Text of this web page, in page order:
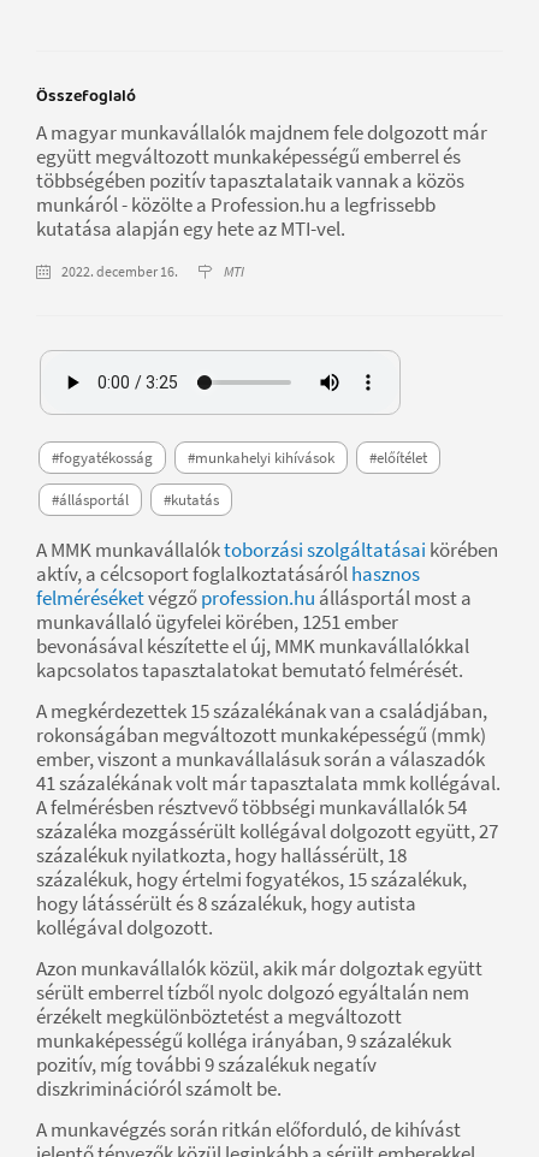
Összefoglaló
A magyar munkavállalók majdnem fele dolgozott már
együtt megváltozott munkaképességű emberrel és
többségében pozitív tapasztalataik vannak a közös
munkáról - közölte a Profession.hu a legfrissebb
kutatása alapján egy hete az MTI-vel.
2022. december 16. MTI
#fogyatékosság #munkahelyi kihívások #előítélet
#állásportál #kutatás
A MMK munkavállalóktoborzási szolgáltatásai körében
aktív, a célcsoport foglalkoztatásárólhasznos
felméréséketvégzőprofession.hu állásportál most a
munkavállaló ügyfelei körében, 1251 ember
bevonásával készítette el új, MMK munkavállalókkal
kapcsolatos tapasztalatokat bemutató felmérését.
A megkérdezettek 15 százalékának van a családjában,
rokonságában megváltozott munkaképességű (mmk)
ember, viszont a munkavállalásuk során a válaszadók
41 százalékának volt már tapasztalata mmk kollégával.
A felmérésben résztvevő többségi munkavállalók 54
százaléka mozgássérült kollégával dolgozott együtt, 27
százalékuk nyilatkozta, hogy hallássérült, 18
százalékuk, hogy értelmi fogyatékos, 15 százalékuk,
hogy látássérült és 8 százalékuk, hogy autista
kollégával dolgozott.
Azon munkavállalók közül, akik már dolgoztak együtt
sérült emberrel tízből nyolc dolgozó egyáltalán nem
érzékelt megkülönböztetést a megváltozott
munkaképességű kolléga irányában, 9 százalékuk
pozitív, míg további 9 százalékuk negatív
diszkriminációról számolt be.
A munkavégzés során ritkán előforduló, de kihívást